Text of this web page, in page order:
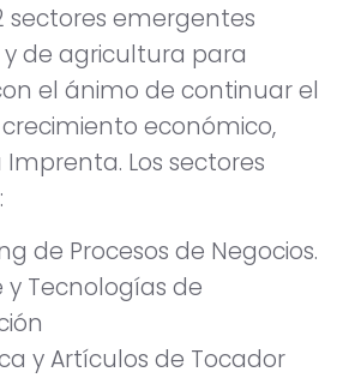
sectores emergentes
de agricultura para
el ánimo de continuar el
económico,
Los sectores
de Procesos de Negocios.
y Tecnologías de
y Artículos de Tocador